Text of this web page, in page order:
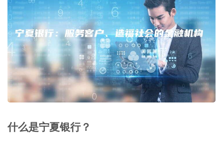
什么是宁夏银行？